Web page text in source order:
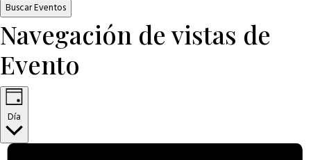
Buscar Eventos
Navegación de vistas de
Evento
Día